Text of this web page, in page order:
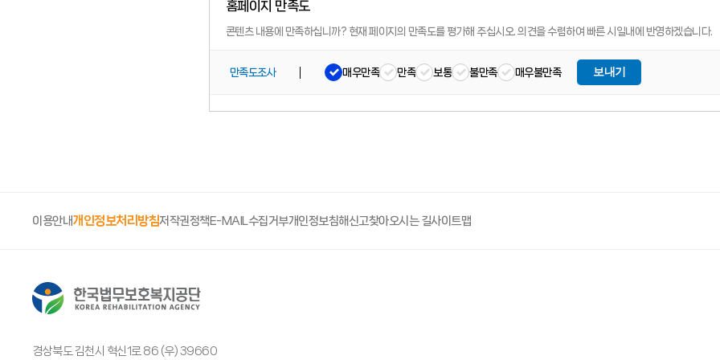
홈페이지 만족도
콘텐츠 내용에 만족하십니까? 현재 페이지의 만족도를 평가해 주십시오. 의견을 수렴하여 빠른 시일내에 반영하겠습니다.
만족도조사 매우만족 만족 보통 불만족 매우불만족 보내기
이용안내개인정보처리방침저작권정책E-MAIL수집거부개인정보침해신고찾아오시는 길사이트맵
경상북도 김천시 혁신1로 86 (우) 39660